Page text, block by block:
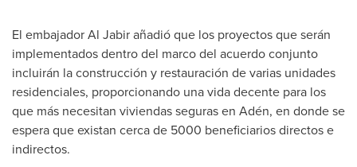
El embajadorAl Jabirañadió que los proyectos que serán
implementados dentro del marco del acuerdo conjunto
incluirán la construcción y restauración de varias unidades
residenciales, proporcionando una vida decente para los
que más necesitan viviendas seguras en Adén, en donde se
espera que existan cerca de 5000 beneficiarios directos e
indirectos.